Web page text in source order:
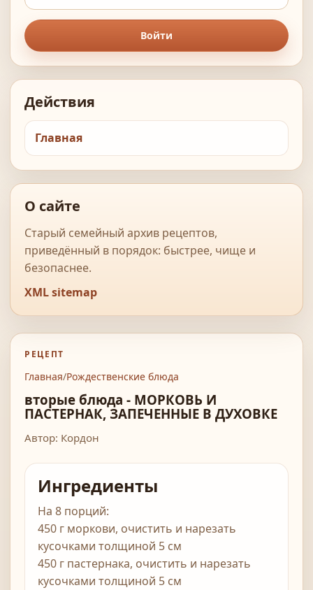
Войти
Действия
Главная
О сайте
Старый семейный архив рецептов,
приведённый в порядок: быстрее, чище и
безопаснее.
XML sitemap
РЕЦЕПТ
Главная/Рождественские блюда
вторые блюда - МОРКОВЬ И
ПАСТЕРНАК, ЗАПЕЧЕННЫЕ В ДУХОВКЕ
Автор: Кордон
Ингредиенты
На 8 порций:
450 г моркови, очистить и нарезать
кусочками толщиной 5 см
450 г пастернака, очистить и нарезать
кусочками толщиной 5 см